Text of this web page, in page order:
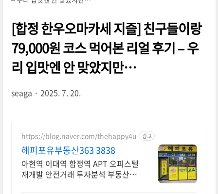
[합정 한우오마카세 지즐] 친구들이랑
79,000원 코스 먹어본 리얼 후기 – 우
리 입맛엔 안 맞았지만…
seaga 2025. 7. 20.
https://blog.naver.com/thehappy4u 광고
해피포유부동산363 3838
아현역 이대역 합정역 APT 오피스텔
재개발 안전거래 투자분석 부동산평